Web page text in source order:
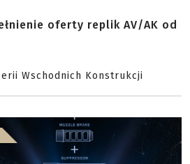
oferty replik AV/AK od
Wschodnich Konstrukcji